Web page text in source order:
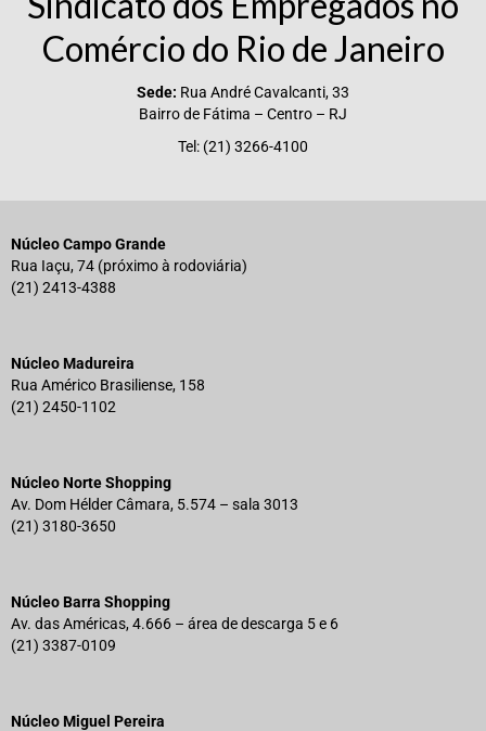
Comércio do Rio de Janeiro
Sede: Rua André Cavalcanti, 33
Bairro de Fátima – Centro – RJ
Tel: (21) 3266-4100
Núcleo Campo Grande
Rua Iaçu, 74 (próximo à rodoviária)
(21) 2413-4388
Núcleo Madureira
Rua Américo Brasiliense, 158
(21) 2450-1102
Núcleo Norte Shopping
Av. Dom Hélder Câmara, 5.574 – sala 3013
(21) 3180-3650
Núcleo Barra Shopping
Av. das Américas, 4.666 – área de descarga 5 e 6
(21) 3387-0109
Núcleo Miguel Pereira